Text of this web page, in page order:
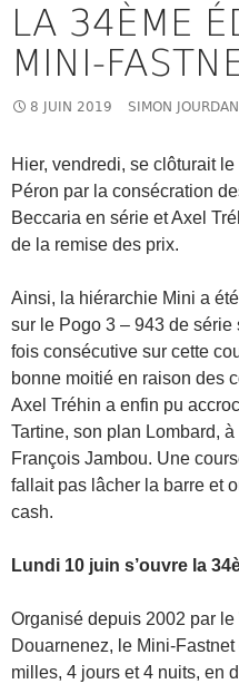
LA 34ÈME
MINI-
8 JUIN 2019 SIMON JOURDAN
Hier, vendredi, se clôturait
Péron par la consécration
Beccaria en série et Axel
de la remise des prix.
Ainsi, la hiérarchie Mini a
sur le Pogo 3 – 943 de série
fois consécutive sur cette
bonne moitié en raison des
Axel Tréhin a enfin pu
Tartine, son plan Lombard,
François Jambou. Une
fallait pas lâcher la barre et
cash.
Lundi 10 juin s’ouvre la
Organisé depuis 2002 par
Douarnenez, le Mini-
milles, 4 jours et 4 nuits, en